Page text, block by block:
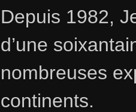
Depuis 1982,
d’une
nombreuses
continents.